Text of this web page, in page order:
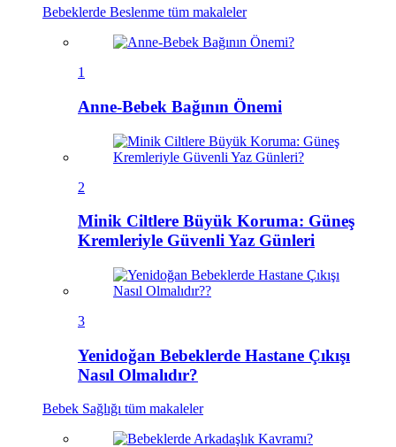
Bebeklerde Beslenme tüm makaleler
1
Anne-Bebek Bağının Önemi
2
Minik Ciltlere Büyük Koruma: Güneş
Kremleriyle Güvenli Yaz Günleri
3
Yenidoğan Bebeklerde Hastane Çıkışı
Nasıl Olmalıdır?
Bebek Sağlığı tüm makaleler